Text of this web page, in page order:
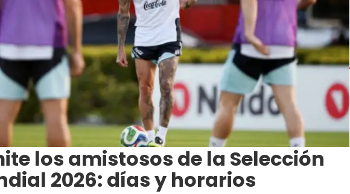
los amistosos de la Selección
2026: días y horarios